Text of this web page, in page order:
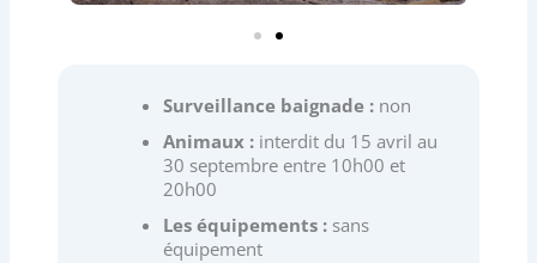
Surveillance baignade :non
Animaux : interdit du 15 avril au
30 septembre entre 10h00 et
20h00
Les équipements :sans
équipement